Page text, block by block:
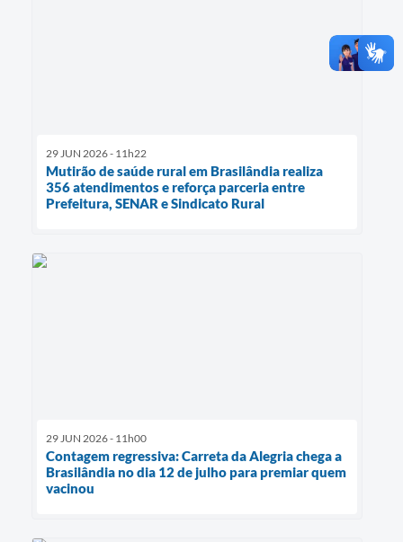
29 JUN 2026 - 11h22
Mutirão de saúde rural em Brasilândia realiza
356 atendimentos e reforça parceria entre
Prefeitura, SENAR e Sindicato Rural
29 JUN 2026 - 11h00
Contagem regressiva: Carreta da Alegria chega a
Brasilândia no dia 12 de julho para premiar quem
vacinou